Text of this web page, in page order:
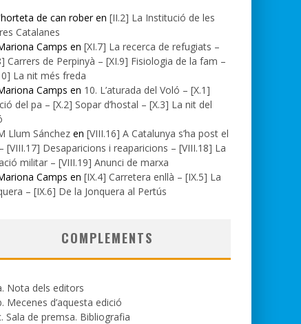
de can rober en [II.2] La Institució de les
Catalanes
Camps en [XI.7] La recerca de refugiats –
Carrers de Perpinyà – [XI.9] Fisiologia de la fam –
La nit més freda
Camps en 10. L’aturada del Voló – [X.1]
del pa – [X.2] Sopar d’hostal – [X.3] La nit del
Llum Sánchez en [VIII.16] A Catalunya s’ha post el
[VIII.17] Desaparicions i reaparicions – [VIII.18] La
militar – [VIII.19] Anunci de marxa
Camps en [IX.4] Carretera enllà – [IX.5] La
– [IX.6] De la Jonquera al Pertús
COMPLEMENTS
Nota dels editors
Mecenes d’aquesta edició
Sala de premsa. Bibliografia